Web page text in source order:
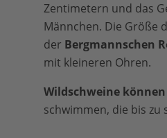
Zentimetern und das
Männchen. Die Größe
der Bergmannschen
mit kleineren Ohren.
Wildschweine
schwimmen, die bis